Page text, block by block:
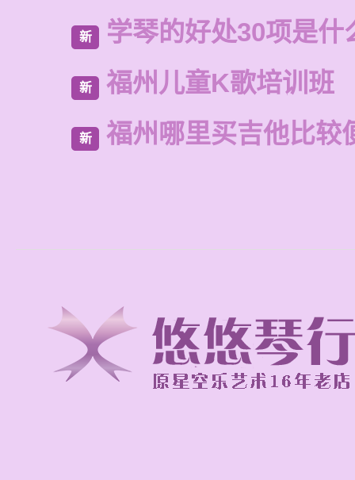
新 学琴的好处30项是什
新 福州儿童K歌培训班
新 福州哪里买吉他比较